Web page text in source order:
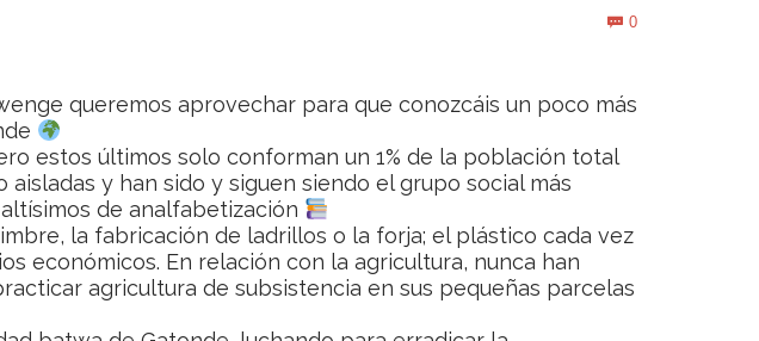
 0Comments
queremos aprovechar para que conozcáis un poco más
estos últimos solo conforman un 1% de la población total
y han sido y siguen siendo el grupo social más
de analfabetización
la fabricación de ladrillos o la forja; el plástico cada vez
económicos. En relación con la agricultura, nunca han
agricultura de subsistencia en sus pequeñas parcelas